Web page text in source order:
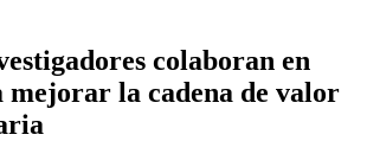
colaboran en
mejorar la cadena de valor